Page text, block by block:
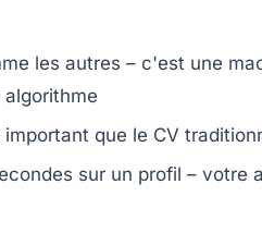
les autres – c'est une
que le CV
sur un profil – votre